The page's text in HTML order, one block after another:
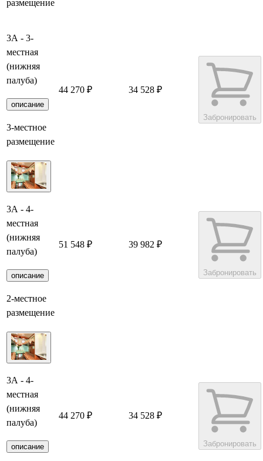
размещение
3А - 3-
местная
(нижняя
палуба)
описание
3-местное
размещение
44 270 ₽ 34 528 ₽
Забронировать
3А - 4-
местная
(нижняя
палуба)
описание
2-местное
размещение
51 548 ₽ 39 982 ₽
Забронировать
3А - 4-
местная
(нижняя
палуба)
описание
44 270 ₽ 34 528 ₽
Забронировать